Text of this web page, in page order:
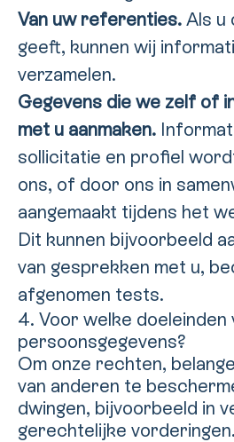
Van uw referenties. Als u
geeft, kunnen wij
verzamelen.
Gegevens die we zelf of
met u aanmaken.
sollicitatie en profiel
ons, of door ons in
aangemaakt tijdens het
Dit kunnen bijvoorbeeld
van gesprekken met u,
afgenomen tests.
4. Voor welke
persoonsgegevens?
Om onze rechten,
van anderen te
dwingen, bijvoorbeeld in
gerechtelijke vorderingen.